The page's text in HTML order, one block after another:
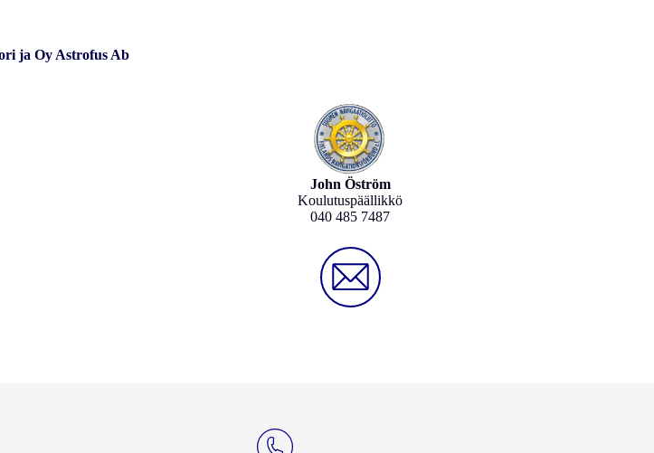
ja Oy Astrofus Ab
John Öström
Koulutuspäällikkö
040 485 7487